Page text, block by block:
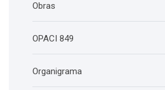
Obras
OPACI 849
Organigrama